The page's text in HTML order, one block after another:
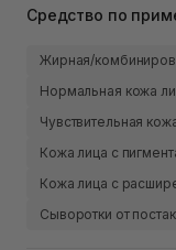
Средство по
Жирная/
Нормальная кожа
Чувствительная
Кожа лица с
Кожа лица с
Сыворотки от